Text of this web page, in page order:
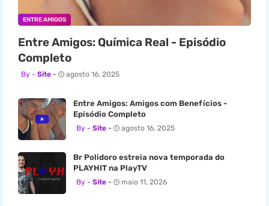
ENTRE AMIGOS
Entre Amigos: Química Real - Episódio
Completo
Site agosto 16, 2025
Entre Amigos: Amigos com Benefícios -
Episódio Completo
Site agosto 16, 2025
Br Polidoro estreia nova temporada do
PLAYHIT na PlayTV
Site maio 11, 2026